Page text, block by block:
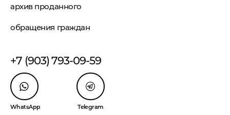
архив проданного
обращения граждан
+7 (903) 793-09-59
WhatsApp Telegram